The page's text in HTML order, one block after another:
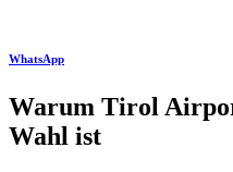
WhatsApp
Warum Tirol
Wahl ist